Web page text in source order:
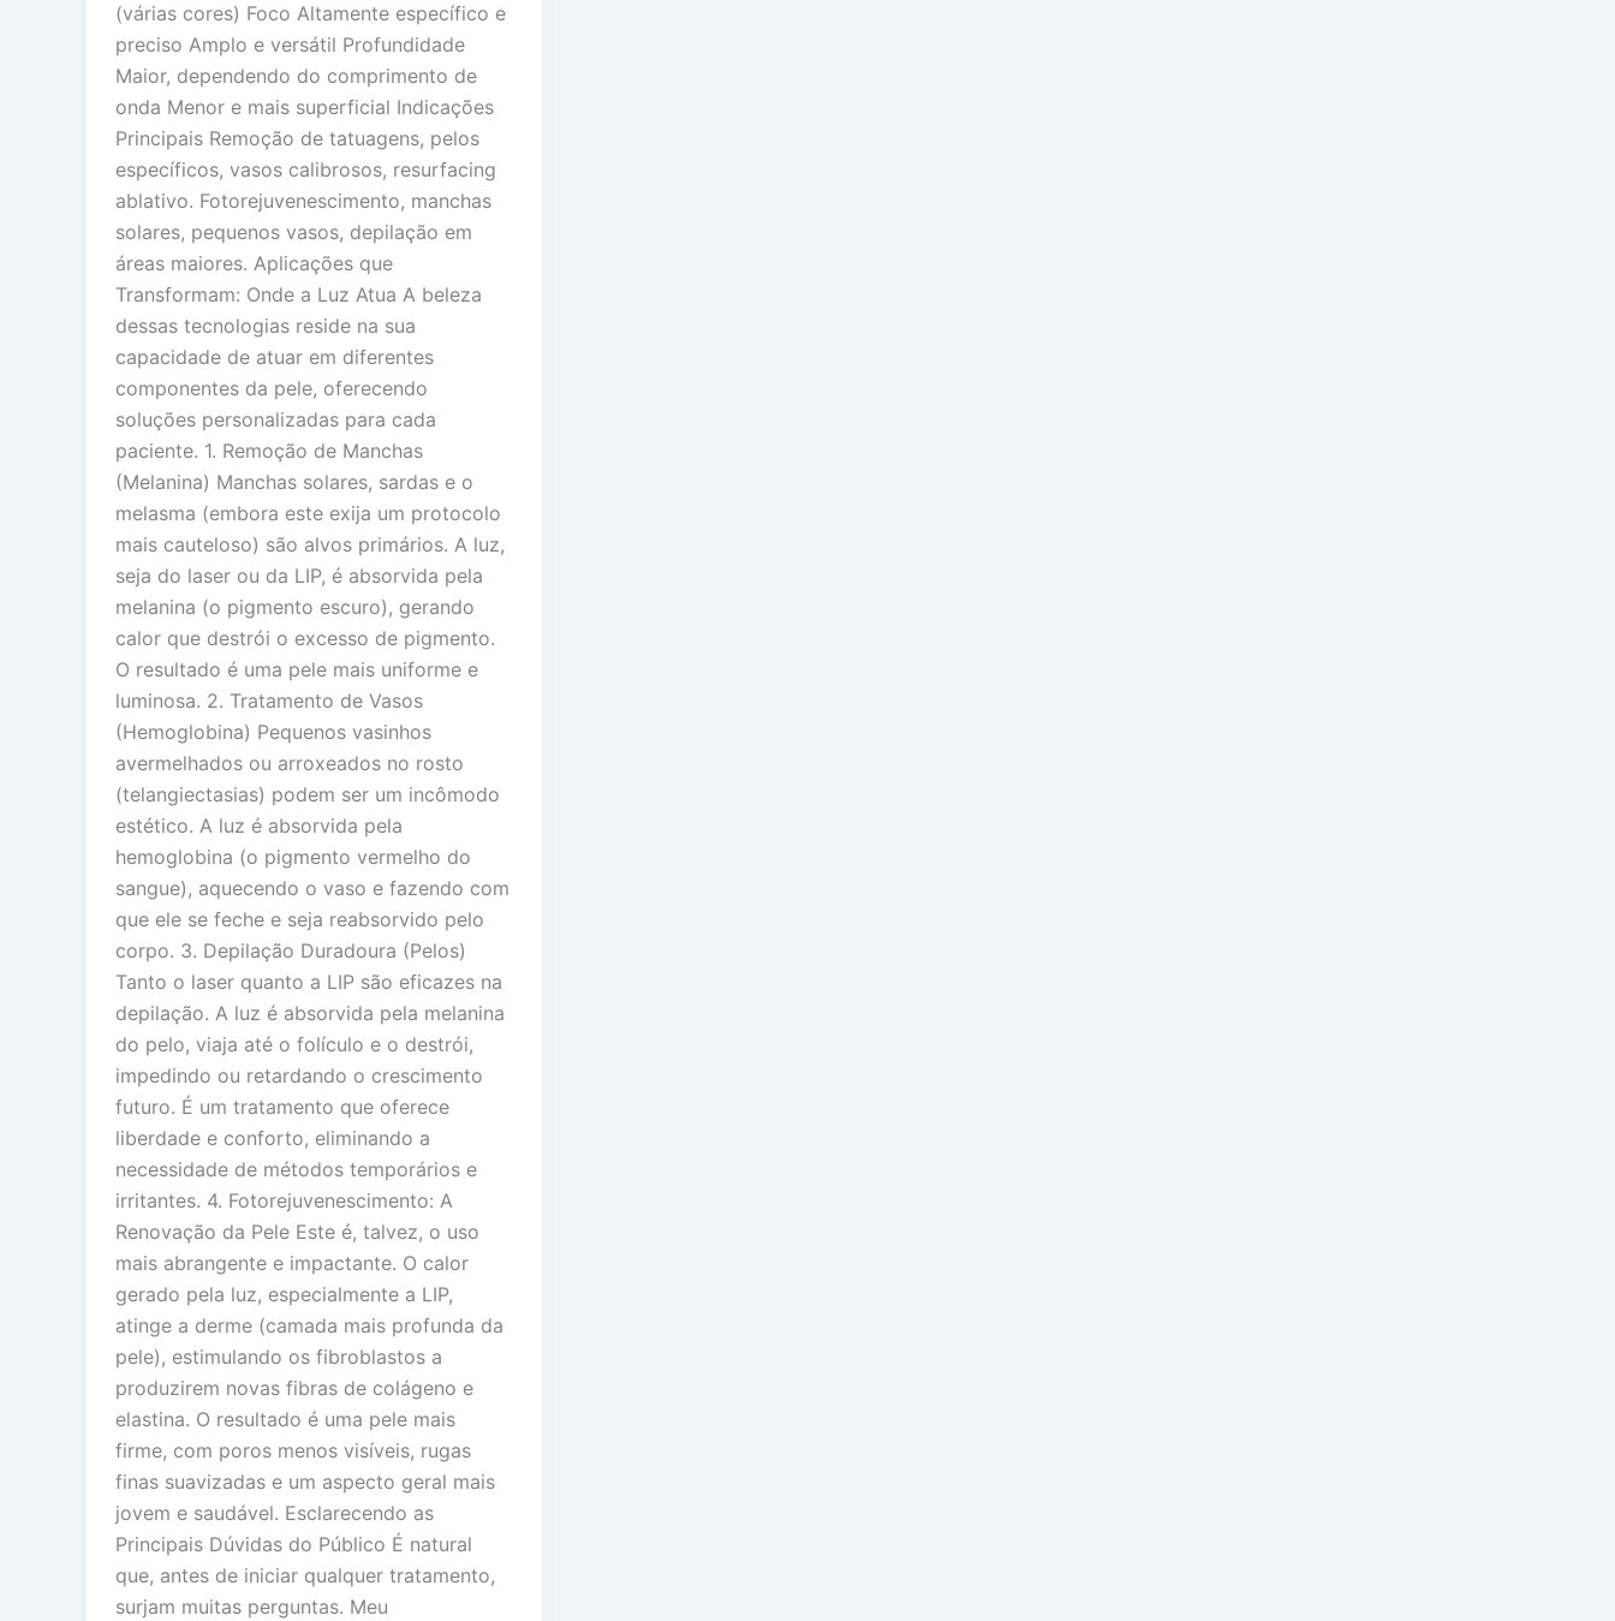
(várias cores) Foco Altamente específico e
preciso Amplo e versátil Profundidade
Maior, dependendo do comprimento de
onda Menor e mais superficial Indicações
Principais Remoção de tatuagens, pelos
específicos, vasos calibrosos, resurfacing
ablativo. Fotorejuvenescimento, manchas
solares, pequenos vasos, depilação em
áreas maiores. Aplicações que
Transformam: Onde a Luz Atua A beleza
dessas tecnologias reside na sua
capacidade de atuar em diferentes
componentes da pele, oferecendo
soluções personalizadas para cada
paciente. 1. Remoção de Manchas
(Melanina) Manchas solares, sardas e o
melasma (embora este exija um protocolo
mais cauteloso) são alvos primários. A luz,
seja do laser ou da LIP, é absorvida pela
melanina (o pigmento escuro), gerando
calor que destrói o excesso de pigmento.
O resultado é uma pele mais uniforme e
luminosa. 2. Tratamento de Vasos
(Hemoglobina) Pequenos vasinhos
avermelhados ou arroxeados no rosto
(telangiectasias) podem ser um incômodo
estético. A luz é absorvida pela
hemoglobina (o pigmento vermelho do
sangue), aquecendo o vaso e fazendo com
que ele se feche e seja reabsorvido pelo
corpo. 3. Depilação Duradoura (Pelos)
Tanto o laser quanto a LIP são eficazes na
depilação. A luz é absorvida pela melanina
do pelo, viaja até o folículo e o destrói,
impedindo ou retardando o crescimento
futuro. É um tratamento que oferece
liberdade e conforto, eliminando a
necessidade de métodos temporários e
irritantes. 4. Fotorejuvenescimento: A
Renovação da Pele Este é, talvez, o uso
mais abrangente e impactante. O calor
gerado pela luz, especialmente a LIP,
atinge a derme (camada mais profunda da
pele), estimulando os fibroblastos a
produzirem novas fibras de colágeno e
elastina. O resultado é uma pele mais
firme, com poros menos visíveis, rugas
finas suavizadas e um aspecto geral mais
jovem e saudável. Esclarecendo as
Principais Dúvidas do Público É natural
que, antes de iniciar qualquer tratamento,
surjam muitas perguntas. Meu